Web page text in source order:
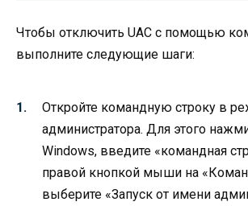
Чтобы отключить UAC с помощью
выполните следующие шаги:
Откройте командную строку в
администратора. Для этого
Windows, введите «командная
правой кнопкой мыши на
выберите «Запуск от имени